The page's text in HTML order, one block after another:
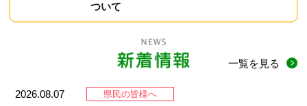
ついて
一覧を見る
2026.08.07 県民の皆様へ